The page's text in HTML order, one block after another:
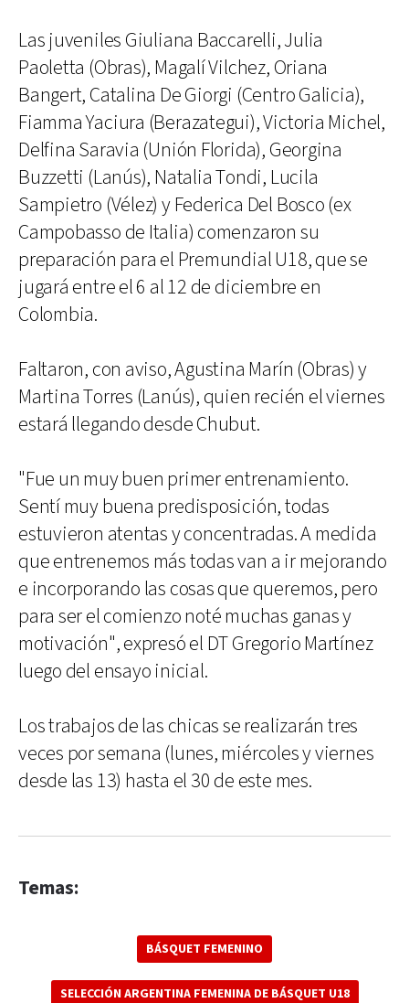
Las juveniles Giuliana Baccarelli, Julia
Paoletta (Obras), Magalí Vilchez, Oriana
Bangert, Catalina De Giorgi (Centro Galicia),
Fiamma Yaciura (Berazategui), Victoria Michel,
Delfina Saravia (Unión Florida), Georgina
Buzzetti (Lanús), Natalia Tondi, Lucila
Sampietro (Vélez) y Federica Del Bosco (ex
Campobasso de Italia) comenzaron su
preparación para el Premundial U18, que se
jugará entre el 6 al 12 de diciembre en
Colombia.
Faltaron, con aviso, Agustina Marín (Obras) y
Martina Torres (Lanús), quien recién el viernes
estará llegando desde Chubut.
"Fue un muy buen primer entrenamiento.
Sentí muy buena predisposición, todas
estuvieron atentas y concentradas. A medida
que entrenemos más todas van a ir mejorando
e incorporando las cosas que queremos, pero
para ser el comienzo noté muchas ganas y
motivación", expresó el DT Gregorio Martínez
luego del ensayo inicial.
Los trabajos de las chicas se realizarán tres
veces por semana (lunes, miércoles y viernes
desde las 13) hasta el 30 de este mes.
Temas:
BÁSQUET FEMENINO
SELECCIÓN ARGENTINA FEMENINA DE BÁSQUET U18